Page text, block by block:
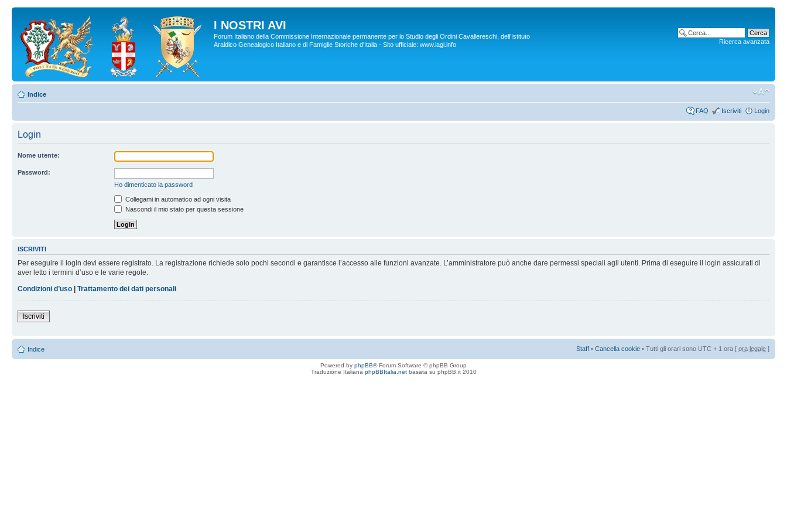
I NOSTRI AVI
Forum Italiano della Commissione Internazionale permanente per lo Studio degli Ordini Cavallereschi, dell’Istituto
Araldico Genealogico Italiano e di Famiglie Storiche d'Italia - Sito ufficiale: www.iagi.info
Ricerca avanzata
Indice
FAQ Iscriviti Login
Login
Nome utente:
Password:
Ho dimenticato la password
Collegami in automatico ad ogni visita
Nascondi il mio stato per questa sessione
ISCRIVITI
Per eseguire il login devi essere registrato. La registrazione richiede solo pochi secondi e garantisce l’accesso alle funzioni avanzate. L’amministratore può anche dare permessi speciali agli utenti. Prima di eseguire il login assicurati di
aver letto i termini d’uso e le varie regole.
Condizioni d’uso | Trattamento dei dati personali
Iscriviti
Indice Staff • Cancella cookie • Tutti gli orari sono UTC + 1 ora [ ora legale ]
Powered by phpBB® Forum Software © phpBB Group
Traduzione Italiana phpBBItalia.netbasata su phpBB.it 2010